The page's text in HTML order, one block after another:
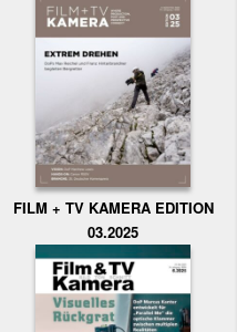
FILM + TV KAMERA EDITION
03.2025